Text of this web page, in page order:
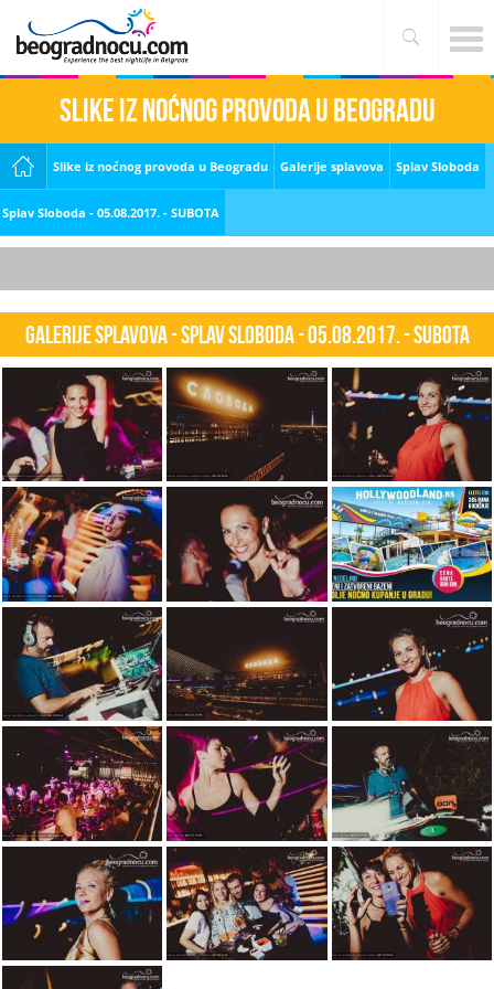
Slike iz noćnog provoda u Beogradu
Slike iz noćnog provoda u Beogradu Galerije splavova Splav Sloboda
Splav Sloboda - 05.08.2017. - SUBOTA
Galerije splavova - Splav Sloboda - 05.08.2017. - SUBOTA